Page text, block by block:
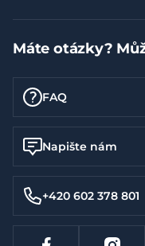
Máte otázky?
FAQ
Napište nám
+420 602 378 801